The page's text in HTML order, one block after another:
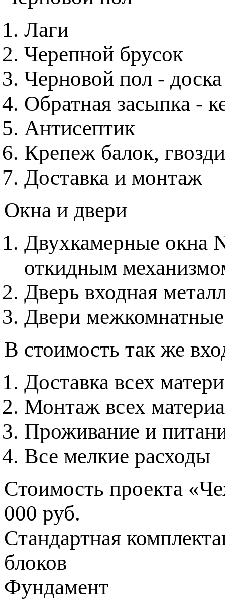
Лаги
Черепной брусок
Черновой пол - доска
Обратная засыпка -
Антисептик
Крепеж балок,
Доставка и монтаж
Окна и двери
Двухкамерные окна
откидным
Дверь входная
Двери
В стоимость так же
Доставка всех
Монтаж всех
Проживание и
Все мелкие расходы
Стоимость проекта
000 руб.
Стандартная
блоков
Фундамент